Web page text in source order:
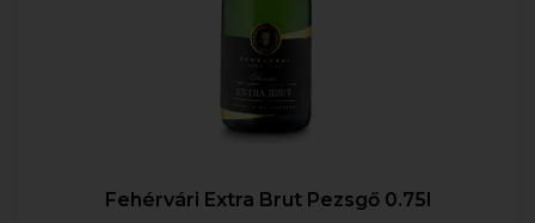
Fehérvári Extra Brut Pezsgő 0.75l